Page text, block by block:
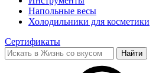
Напольные весы
Холодильники для косметики
Сертификаты